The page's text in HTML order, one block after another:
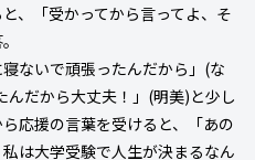
、「受かってから言ってよ、そ
ないで頑張ったんだから」(な
だから大丈夫！」(明美)と少し
応援の言葉を受けると、「あの
は大学受験で人生が決まるなん